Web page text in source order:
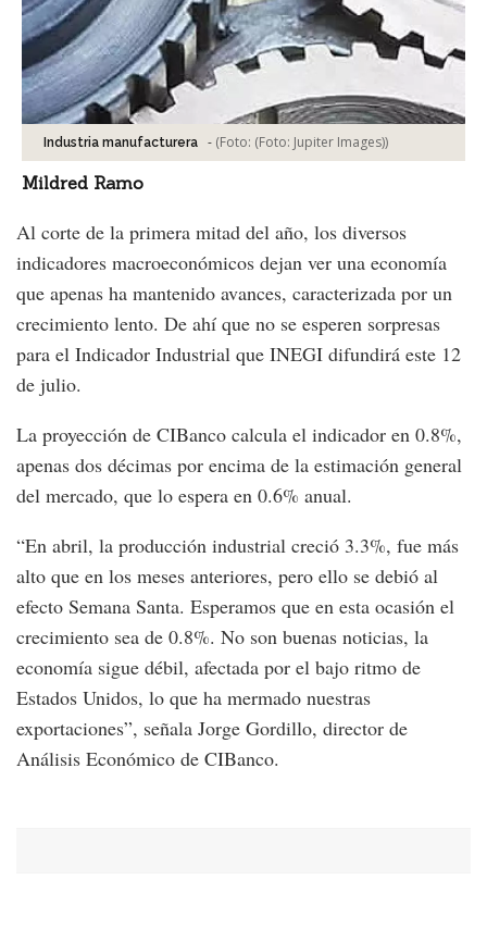
Industria manufacturera - (Foto: (Foto: Jupiter Images))
Mildred Ramo
Al corte de la primera mitad del año, los diversos
indicadores macroeconómicos dejan ver una economía
que apenas ha mantenido avances, caracterizada por un
crecimiento lento. De ahí que no se esperen sorpresas
para el Indicador Industrial que INEGI difundirá este 12
de julio.
La proyección de CIBanco calcula el indicador en 0.8%,
apenas dos décimas por encima de la estimación general
del mercado, que lo espera en 0.6% anual.
“En abril, la producción industrial creció 3.3%, fue más
alto que en los meses anteriores, pero ello se debió al
efecto Semana Santa. Esperamos que en esta ocasión el
crecimiento sea de 0.8%. No son buenas noticias, la
economía sigue débil, afectada por el bajo ritmo de
Estados Unidos, lo que ha mermado nuestras
exportaciones”, señala Jorge Gordillo, director de
Análisis Económico de CIBanco.